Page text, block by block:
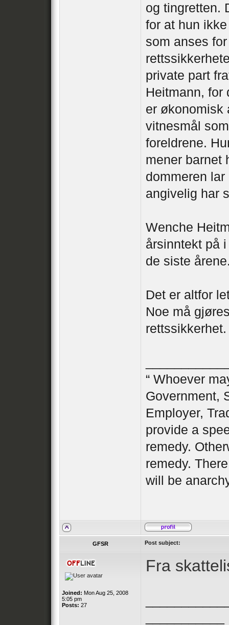
og tingretten.
for at hun
som anses
private part
Heitmann, for
er økonomisk
vitnesmål
foreldrene.
mener barnet
dommeren
angivelig har
Wenche
årsinntekt på
de siste
Det er altfor
Noe må
rettssikkerhet.
“ Whoever
Government,
Employer,
provide a
remedy.
remedy. There
will be
GFSR Post subject:
Joined: Mon Aug 25, 2008
5:05 pm
Posts: 27
Fra